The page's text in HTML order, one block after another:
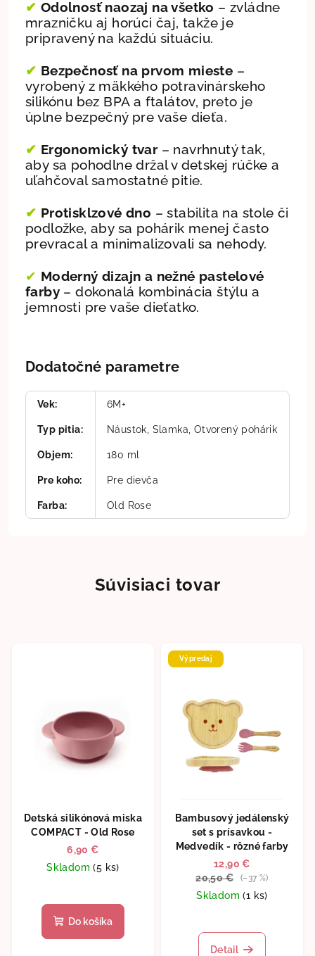
✔ Odolnosť naozaj na všetko – zvládne
mrazničku aj horúci čaj, takže je
pripravený na každú situáciu.
✔ Bezpečnosť na prvom mieste –
vyrobený z mäkkého potravinárskeho
silikónu bez BPA a ftalátov, preto je
úplne bezpečný pre vaše dieťa.
✔ Ergonomický tvar – navrhnutý tak,
aby sa pohodlne držal v detskej rúčke a
uľahčoval samostatné pitie.
✔ Protisklzové dno – stabilita na stole či
podložke, aby sa pohárik menej často
prevracal a minimalizovali sa nehody.
✔ Moderný dizajn a nežné pastelové
farby – dokonalá kombinácia štýlu a
jemnosti pre vaše dieťatko.
Dodatočné parametre
Vek: 6M+
Typ pitia: Náustok, Slamka, Otvorený pohárik
Objem: 180 ml
Pre koho: Pre dievča
Farba: Old Rose
Súvisiaci tovar
Detská silikónová miska
COMPACT - Old Rose
6,90 €
Skladom(5 ks)
Do košíka
Výpredaj
Bambusový jedálenský
set s prísavkou -
Medvedík - rôzné farby
12,90 €
20,50 €
(–37 %)
Skladom(1 ks)
hodnotenie
produktu
Detail